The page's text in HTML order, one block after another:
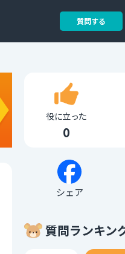
質問する
役に立った
0
シェア
質問ランキン